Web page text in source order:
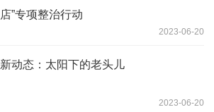
店”专项整治行动
2023-06-20
新动态：太阳下的老头儿
2023-06-20